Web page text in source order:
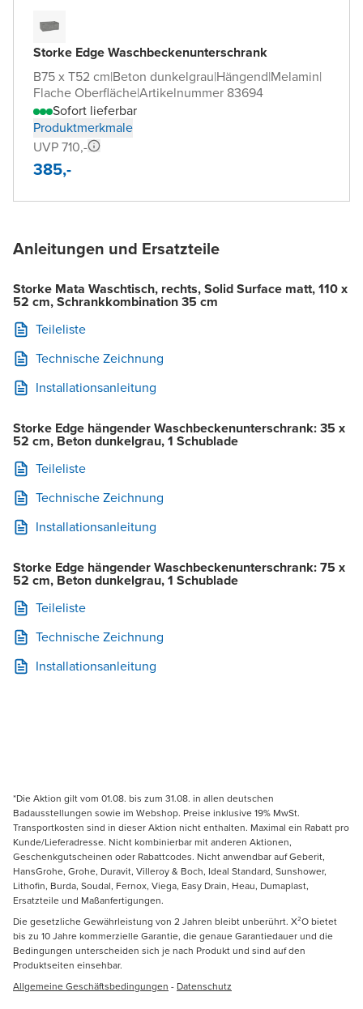
Storke Edge Waschbeckenunterschrank
B75 x T52 cm|Beton dunkelgrau|Hängend|Melamin|
Flache Oberfläche|Artikelnummer 83694
Sofort lieferbar
Produktmerkmale
UVP 710,-
385,-
Anleitungen und Ersatzteile
Storke Mata Waschtisch, rechts, Solid Surface matt, 110 x
52 cm, Schrankkombination 35 cm
Teileliste
Technische Zeichnung
Installationsanleitung
Storke Edge hängender Waschbeckenunterschrank: 35 x
52 cm, Beton dunkelgrau, 1 Schublade
Teileliste
Technische Zeichnung
Installationsanleitung
Storke Edge hängender Waschbeckenunterschrank: 75 x
52 cm, Beton dunkelgrau, 1 Schublade
Teileliste
Technische Zeichnung
Installationsanleitung
*Die Aktion gilt vom 01.08. bis zum 31.08. in allen deutschen
Badausstellungen sowie im Webshop. Preise inklusive 19% MwSt.
Transportkosten sind in dieser Aktion nicht enthalten. Maximal ein Rabatt pro
Kunde/Lieferadresse. Nicht kombinierbar mit anderen Aktionen,
Geschenkgutscheinen oder Rabattcodes. Nicht anwendbar auf Geberit,
HansGrohe, Grohe, Duravit, Villeroy & Boch, Ideal Standard, Sunshower,
Lithofin, Burda, Soudal, Fernox, Viega, Easy Drain, Heau, Dumaplast,
Ersatzteile und Maßanfertigungen.
Die gesetzliche Gewährleistung von 2 Jahren bleibt unberührt. X²O bietet
bis zu 10 Jahre kommerzielle Garantie, die genaue Garantiedauer und die
Bedingungen unterscheiden sich je nach Produkt und sind auf den
Produktseiten einsehbar.
Allgemeine Geschäftsbedingungen - Datenschutz